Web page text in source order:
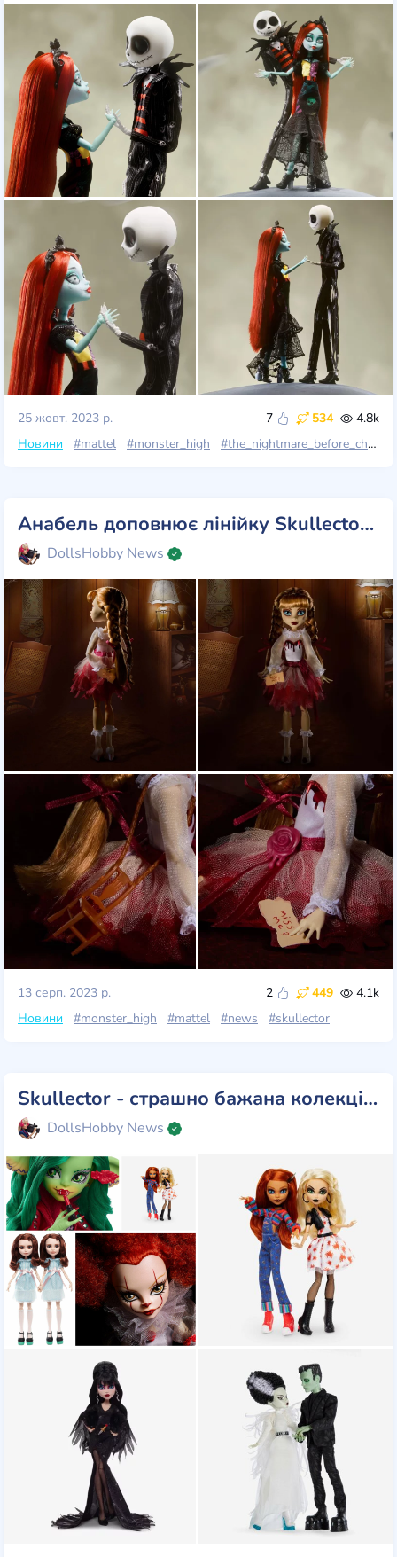
25 жовт. 2023 р. 7 534
4.8k
Новини
#mattel #monster_high #the_nightmare_before_christmas
Анабель доповнює лінійку Skullector від Monster High!
DollsHobby News
13 серп. 2023 р. 2 449
4.1k
Новини
#monster_high #mattel #news #skullector
Skullector - страшно бажана колекція Monster High!
DollsHobby News